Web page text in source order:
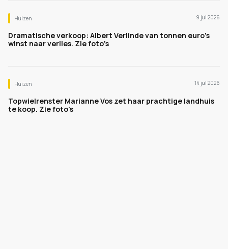
Huizen 9 jul 2026
Dramatische verkoop: Albert Verlinde van tonnen euro's
winst naar verlies. Zie foto's
Huizen 14 jul 2026
Topwielrenster Marianne Vos zet haar prachtige landhuis
te koop. Zie foto's